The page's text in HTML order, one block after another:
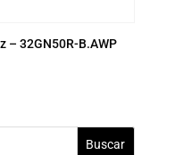
– 32GN50R-B.AWP
Buscar